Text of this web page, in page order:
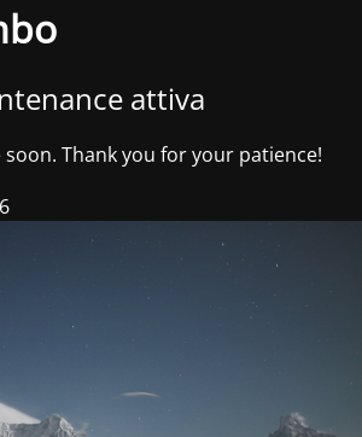
attiva
soon. Thank you for your patience!